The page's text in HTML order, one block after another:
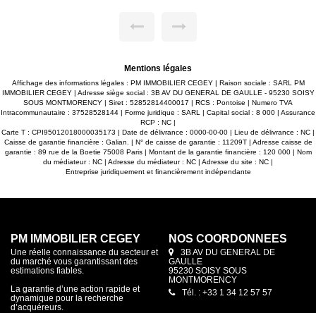
Mentions légales
Affichage des informations légales : PM IMMOBILIER CEGEY | Raison sociale : SARL PM
IMMOBILIER CEGEY | Adresse siège social : 3B AV DU GENERAL DE GAULLE - 95230 SOISY
SOUS MONTMORENCY | Siret : 52852814400017 | RCS : Pontoise | Numero TVA
Intracommunautaire : 37528528144 | Forme juridique : SARL | Capital social : 8 000 | Assurance
RCP : NC |
Carte T : CPI95012018000035173 | Date de délivrance : 0000-00-00 | Lieu de délivrance : NC |
Caisse de garantie financière : Galian. | N° de caisse de garantie : 11209T | Adresse caisse de
garantie : 89 rue de la Boetie 75008 Paris | Montant de la garantie financière : 120 000 | Nom
du médiateur : NC | Adresse du médiateur : NC | Adresse du site : NC |
Entreprise juridiquement et financièrement indépendante
PM IMMOBILIER CEGEY
Une réelle connaissance du secteur et
du marché vous garantissant des
estimations fiables.
La garantie d’une action rapide et
dynamique pour la recherche
d’acquéreurs.
NOS COORDONNÉES
3B AV DU GENERAL DE
GAULLE
95230 SOISY SOUS
MONTMORENCY
Tél. : +33 1 34 12 57 57